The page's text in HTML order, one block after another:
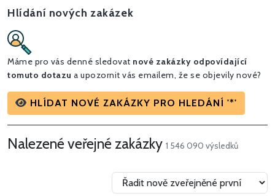
Hlídání nových zakázek
Máme pro vás denné sledovat nové zakázky odpovídající
tomuto dotazu a upozornit vás emailem, že se objevily nové?
HLÍDAT NOVÉ ZAKÁZKY PRO HLEDÁNÍ '*'
Nalezené veřejné zakázky 1 546 090 výsledků